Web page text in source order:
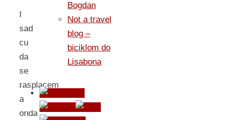
I
sad
cu
da
se
rasplacem
a
onda
Bogdan
Not a travel
blog –
biciklom do
Lisabona